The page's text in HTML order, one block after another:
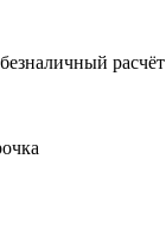
расчёт